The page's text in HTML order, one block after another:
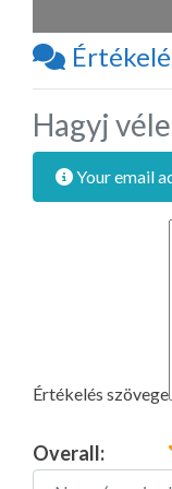
Hagyj
Your email
Értékelés szövege
Overall:
Name